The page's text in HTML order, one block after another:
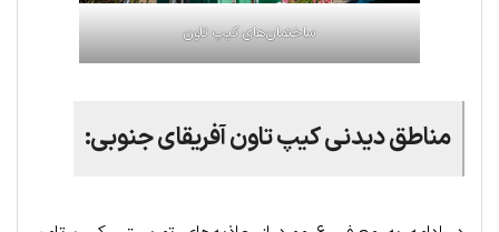
ساختمان‌های کیپ تاون
مناطق دیدنی کیپ تاون آفریقای جنوبی: